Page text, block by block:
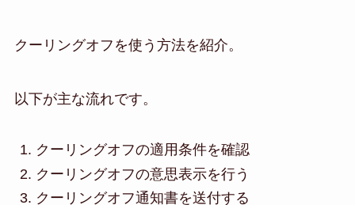
クーリングオフを使う方法を紹介。
以下が主な流れです。
クーリングオフの適用条件を確認
クーリングオフの意思表示を行う
クーリングオフ通知書を送付する